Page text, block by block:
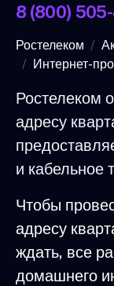
8 (800)
Ростелеком
Интернет-
Ростелеком
адресу
и кабельное
Чтобы
адресу
ждать, все
домашнего